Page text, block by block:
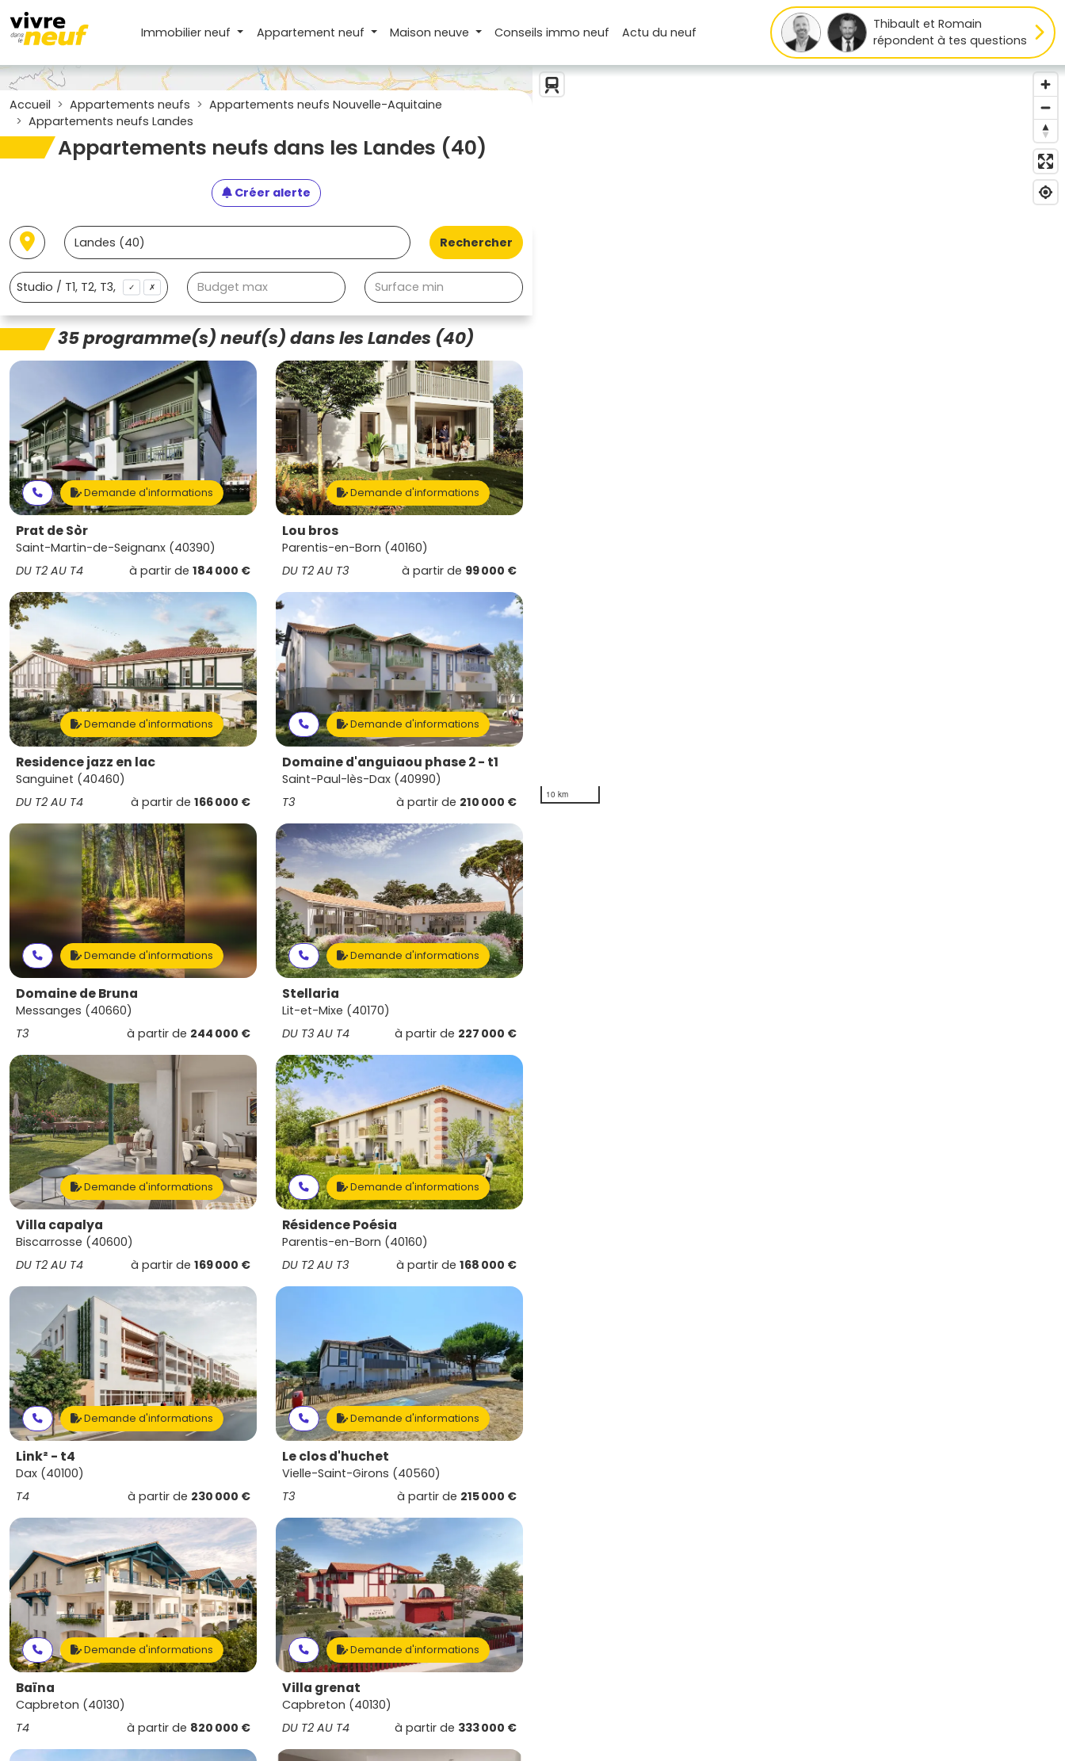
Immobilier neuf Appartement neuf Maison neuve Conseilsimmo neuf Actudu neuf
Thibault et Romain
répondent à tes questions
Accueil Appartements neufs
Appartements neufs Nouvelle-Aquitaine
Appartements neufs Landes
Appartements neufs dans les Landes (40)
Créer alerte
Rechercher
✓ ✗
35 programme(s) neuf(s) dans les Landes (40)
Demande d'informations
Prat de Sòr
Saint-Martin-de-Seignanx (40390)
DU T2 AU T4
à partir de 184 000 €
Demande d'informations
Lou bros
Parentis-en-Born (40160)
DU T2 AU T3
à partir de 99 000 €
Demande d'informations
Residence jazz en lac
Sanguinet (40460)
DU T2 AU T4
à partir de 166 000 €
Demande d'informations
Domaine d'anguiaou phase 2 - t1
Saint-Paul-lès-Dax (40990)
T3
à partir de 210 000 €
Demande d'informations
Domaine de Bruna
Messanges (40660)
T3
à partir de 244 000 €
Demande d'informations
Stellaria
Lit-et-Mixe (40170)
DU T3 AU T4
à partir de 227 000 €
Demande d'informations
Villa capalya
Biscarrosse (40600)
DU T2 AU T4
à partir de 169 000 €
Demande d'informations
Résidence Poésia
Parentis-en-Born (40160)
DU T2 AU T3
à partir de 168 000 €
Demande d'informations
Link² - t4
Dax (40100)
T4
à partir de 230 000 €
Demande d'informations
Le clos d'huchet
Vielle-Saint-Girons (40560)
T3
à partir de 215 000 €
Demande d'informations
Baïna
Capbreton (40130)
T4
à partir de 820 000 €
Demande d'informations
Villa grenat
Capbreton (40130)
DU T2 AU T4
à partir de 333 000 €
10 km